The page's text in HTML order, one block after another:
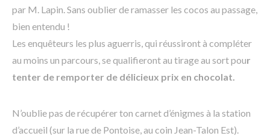
par M. Lapin. Sans oublier de ramasser les cocos au passage,
bien entendu !
Les enquêteurs les plus aguerris, qui réussiront à compléter
au moins un parcours, se qualifieront au tirage au sort pour
tenter de remporter de délicieux prix en chocolat.
N’oublie pas de récupérer ton carnet d’énigmes à la station
d’accueil (sur la rue de Pontoise, au coin Jean-Talon Est).